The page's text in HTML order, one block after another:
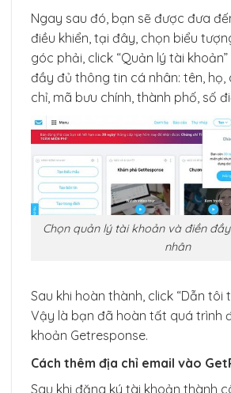
Ngay sau đó, bạn sẽ được đưa
điều khiển, tại đây, chọn biểu
góc phải, click “Quản lý tài
đầy đủ thông tin cá nhân: tên, họ,
chỉ, mã bưu chính, thành phố, số
Chọn quản lý tài khoản và điền
nhân
Sau khi hoàn thành, click “Dẫn tôi
Vậy là bạn đã hoàn tất quá trình
khoản Getresponse.
Cách thêm địa chỉ email vào
Sau khi đăng ký tài khoản thành